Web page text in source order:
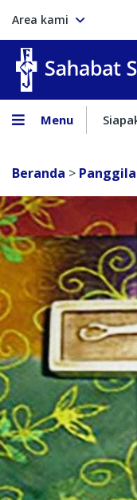
Area kami
Menu
Beranda >